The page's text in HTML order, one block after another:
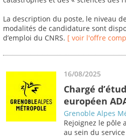
La description du poste, le niveau
modalités de candidature sont
d’emploi du CNRS. [ voir l'offre
16/08/2025
Chargé
européen
Grenoble Alpes
Rejoignez le pôle
au sein du